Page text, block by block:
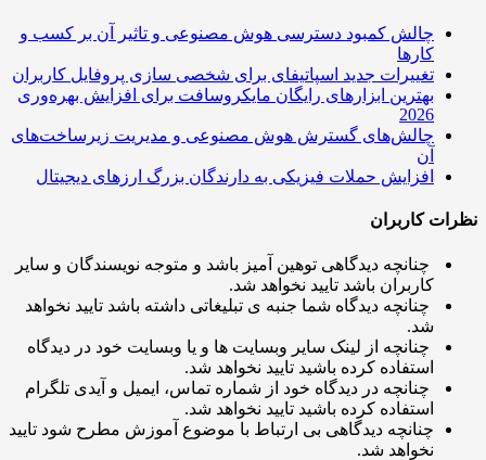
چالش کمبود دسترسی هوش مصنوعی و تاثیر آن بر کسب و
کارها
تغییرات جدید اسپاتیفای برای شخصی سازی پروفایل کاربران
بهترین ابزارهای رایگان مایکروسافت برای افزایش بهره‌وری
چالش‌های گسترش هوش مصنوعی و مدیریت زیرساخت‌های
افزایش حملات فیزیکی به دارندگان بزرگ ارزهای دیجیتال
کاربران
چنانچه دیدگاهی توهین آمیز باشد و متوجه نویسندگان و سایر
کاربران باشد تایید نخواهد شد.
چنانچه دیدگاه شما جنبه ی تبلیغاتی داشته باشد تایید نخواهد
چنانچه از لینک سایر وبسایت ها و یا وبسایت خود در دیدگاه
استفاده کرده باشید تایید نخواهد شد.
چنانچه در دیدگاه خود از شماره تماس، ایمیل و آیدی تلگرام
استفاده کرده باشید تایید نخواهد شد.
چنانچه دیدگاهی بی ارتباط با موضوع آموزش مطرح شود تایید
نخواهد شد.